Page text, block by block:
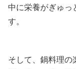
中に栄養がぎゅっ
す。
そして、鍋料理の